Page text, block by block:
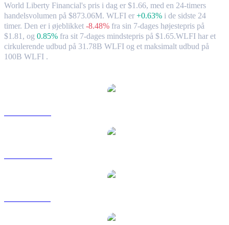
World Liberty Financial's pris i dag er $1.66, med en 24-timers
handelsvolumen på $873.06M. WLFI er +0.63% i de sidste 24
timer. Den er i øjeblikket -8.48% fra sin 7-dages højestepris på
$1.81, og 0.85% fra sit 7-dages mindstepris på $1.65.WLFI har et
cirkulerende udbud på 31.78B WLFI og et maksimalt udbud på
100B WLFI .